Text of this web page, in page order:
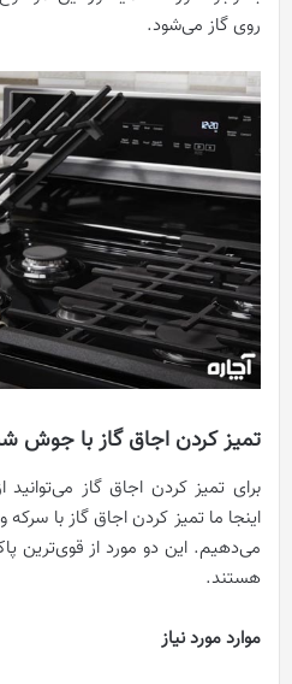
روی گاز می‌شود.
تميز کردن اجاق‌ گاز با جوش
برای تميز کردن اجاق‌ گاز
اینجا ما تميز کردن اجاق‌ گاز با
می‌دهیم. این دو مورد از قوی‌ترین
هستند.
موارد مورد نیاز